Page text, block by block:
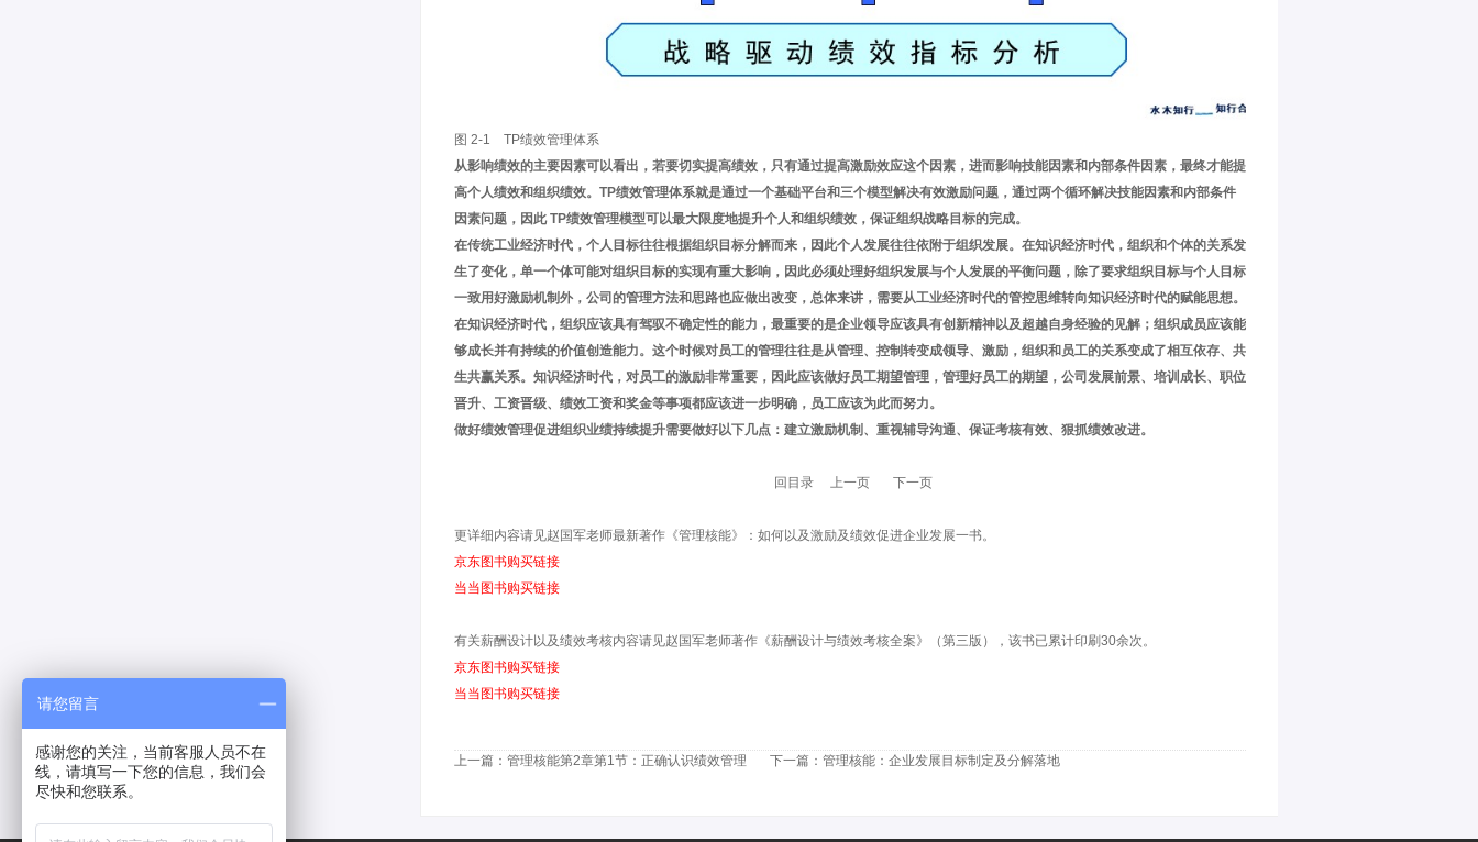
图 2-1 TP绩效管理体系
从影响绩效的主要因素可以看出，若要切实提高绩效，只有通过提高激励效应这个因素，进而影响技能因素和内部条件因素，最终才能提
高个人绩效和组织绩效。TP绩效管理体系就是通过一个基础平台和三个模型解决有效激励问题，通过两个循环解决技能因素和内部条件
因素问题，因此 TP绩效管理模型可以最大限度地提升个人和组织绩效，保证组织战略目标的完成。
在传统工业经济时代，个人目标往往根据组织目标分解而来，因此个人发展往往依附于组织发展。在知识经济时代，组织和个体的关系发
生了变化，单一个体可能对组织目标的实现有重大影响，因此必须处理好组织发展与个人发展的平衡问题，除了要求组织目标与个人目标
一致用好激励机制外，公司的管理方法和思路也应做出改变，总体来讲，需要从工业经济时代的管控思维转向知识经济时代的赋能思想。
在知识经济时代，组织应该具有驾驭不确定性的能力，最重要的是企业领导应该具有创新精神以及超越自身经验的见解；组织成员应该能
够成长并有持续的价值创造能力。这个时候对员工的管理往往是从管理、控制转变成领导、激励，组织和员工的关系变成了相互依存、共
生共赢关系。知识经济时代，对员工的激励非常重要，因此应该做好员工期望管理，管理好员工的期望， 公司发展前景、培训成长、职位
晋升、工资晋级、绩效工资和奖金等事项都应该进一步明确，员工应该为此而努力。
做好绩效管理促进组织业绩持续提升需要做好以下几点：建立激励机制、重视辅导沟通、保证考核有效、狠抓绩效改进。
回目录 上一页 下一页
更详细内容请见赵国军老师最新著作 《管理核能》 ： 如何以及激励及绩效促进企业发展一书。
京东图书购买链接
当当图书购买链接
有关薪酬设计以及绩效考核内容请见赵国军老师著作 《薪酬设计与绩效考核全案》（第三版）
，该书已累计印刷30余次。
京东图书购买链接
当当图书购买链接
上一篇： 管理核能第2章第1节：正确认识绩效管理 下一篇： 管理核能：企业发展目标制定及分解落地
请您留言
感谢您的关注，当前客服人员不在
线，请填写一下您的信息，我们会
尽快和您联系。